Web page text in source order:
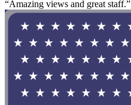
“Amazing views and great staff.”